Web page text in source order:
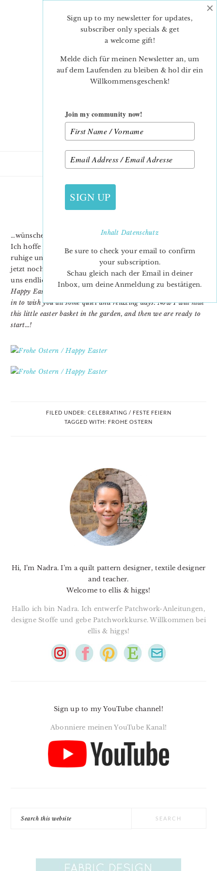
…wünsche ich Euch meinen lieben Leserinnen und Lesern!
Ich hoffe Ihr lasst es Euch gutgehen, und genießt ein paar
ruhige und entspannte Tage! Dieses Osterkörbchen wird
jetzt noch im Garten versteckt und dann kann es auch bei
uns endlich losgehen…!
Happy Easter to you, my dear readers! I’m just quickly popping
in to wish you all some quiet and relaxing days. Now I will hide
this little easter basket in the garden, and then we are ready to
start…!
FILED UNDER: CELEBRATING / FESTE FEIERN
TAGGED WITH: FROHE OSTERN
Hi, I’m Nadra. I’m a quilt pattern designer, textile designer
and teacher.
Welcome to ellis & higgs!
Hallo ich bin Nadra. Ich entwerfe Patchwork-Anleitungen,
designe Stoffe und gebe Patchworkkurse. Willkommen bei
ellis & higgs!
Sign up to my YouTube channel!
Abonniere meinen YouTube Kanal!
Sign up to my newsletter for updates,
subscriber only specials & get
a welcome gift!
Melde dich für meinen Newsletter an, um
auf dem Laufenden zu bleiben & hol dir ein
Willkommensgeschenk!
Join my community now!
SIGN UP
InhaltDatenschutz
Be sure to check your email to confirm
your subscription.
Schau gleich nach der Email in deiner
Inbox, um deine Anmeldung zu bestätigen.
×